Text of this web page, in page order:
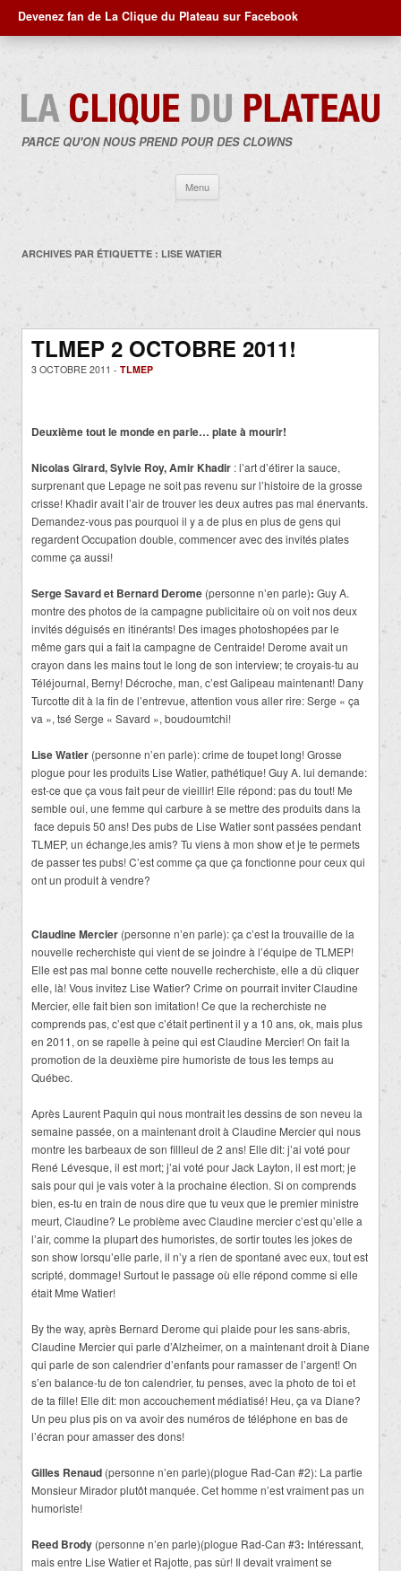
Devenez fan de La Clique du Plateau sur Facebook
PARCE QU'ON NOUS PREND POUR DES CLOWNS
Menu
contenu
ARCHIVES PAR ÉTIQUETTE : LISE WATIER
TLMEP 2 OCTOBRE 2011!
3 OCTOBRE 2011 - TLMEP
Deuxième tout le monde en parle… plate à mourir!
Nicolas Girard, Sylvie Roy, Amir Khadir : l’art d’étirer la sauce,
surprenant que Lepage ne soit pas revenu sur l’histoire de la grosse
crisse! Khadir avait l’air de trouver les deux autres pas mal énervants.
Demandez-vous pas pourquoi il y a de plus en plus de gens qui
regardent Occupation double, commencer avec des invités plates
comme ça aussi!
Serge Savard et Bernard Derome (personne n’en parle): Guy A.
montre des photos de la campagne publicitaire où on voit nos deux
invités déguisés en itinérants! Des images photoshopées par le
même gars qui a fait la campagne de Centraide! Derome avait un
crayon dans les mains tout le long de son interview; te croyais-tu au
Téléjournal, Berny! Décroche, man, c’est Galipeau maintenant! Dany
Turcotte dit à la fin de l’entrevue, attention vous aller rire: Serge « ça
va », tsé Serge « Savard », boudoumtchi!
Lise Watier (personne n’en parle): crime de toupet long! Grosse
plogue pour les produits Lise Watier, pathétique! Guy A. lui demande:
est-ce que ça vous fait peur de vieillir! Elle répond: pas du tout! Me
semble oui, une femme qui carbure à se mettre des produits dans la
face depuis 50 ans! Des pubs de Lise Watier sont passées pendant
TLMEP, un échange,les amis? Tu viens à mon show et je te permets
de passer tes pubs! C’est comme ça que ça fonctionne pour ceux qui
ont un produit à vendre?
Claudine Mercier (personne n’en parle): ça c’est la trouvaille de la
nouvelle recherchiste qui vient de se joindre à l’équipe de TLMEP!
Elle est pas mal bonne cette nouvelle recherchiste, elle a dû cliquer
elle, là! Vous invitez Lise Watier? Crime on pourrait inviter Claudine
Mercier, elle fait bien son imitation! Ce que la recherchiste ne
comprends pas, c’est que c’était pertinent il y a 10 ans, ok, mais plus
en 2011, on se rapelle à peine qui est Claudine Mercier! On fait la
promotion de la deuxième pire humoriste de tous les temps au
Québec.
Après Laurent Paquin qui nous montrait les dessins de son neveu la
semaine passée, on a maintenant droit à Claudine Mercier qui nous
montre les barbeaux de son fillleul de 2 ans! Elle dit: j’ai voté pour
René Lévesque, il est mort; j’ai voté pour Jack Layton, il est mort; je
sais pour qui je vais voter à la prochaine élection. Si on comprends
bien, es-tu en train de nous dire que tu veux que le premier ministre
meurt, Claudine? Le problème avec Claudine mercier c’est qu’elle a
l’air, comme la plupart des humoristes, de sortir toutes les jokes de
son show lorsqu’elle parle, il n’y a rien de spontané avec eux, tout est
scripté, dommage! Surtout le passage où elle répond comme si elle
était Mme Watier!
By the way, après Bernard Derome qui plaide pour les sans-abris,
Claudine Mercier qui parle d’Alzheimer, on a maintenant droit à Diane
qui parle de son calendrier d’enfants pour ramasser de l’argent! On
s’en balance-tu de ton calendrier, tu penses, avec la photo de toi et
de ta fille! Elle dit: mon accouchement médiatisé! Heu, ça va Diane?
Un peu plus pis on va avoir des numéros de téléphone en bas de
l’écran pour amasser des dons!
Gilles Renaud (personne n’en parle)(plogue Rad-Can #2): La partie
Monsieur Mirador plutôt manquée. Cet homme n’est vraiment pas un
humoriste!
Reed Brody (personne n’en parle)(plogue Rad-Can #3: Intéressant,
mais entre Lise Watier et Rajotte, pas sûr! Il devait vraiment se